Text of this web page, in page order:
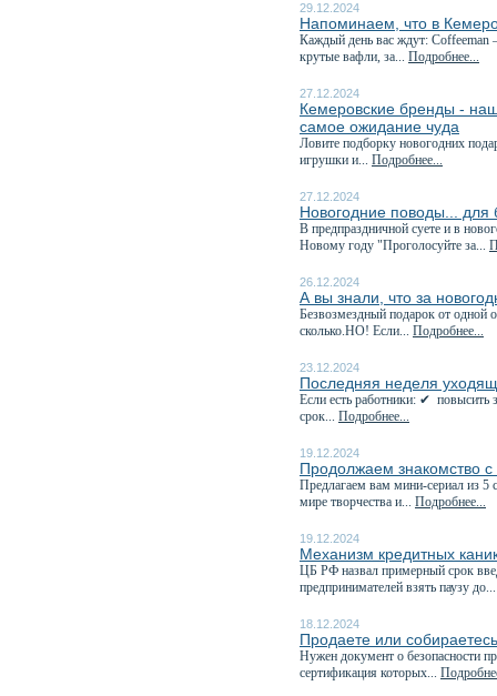
29.12.2024
Напоминаем, что в
Каждый день вас ждут: Coffeeman
крутые вафли, за... Подробнее...
27.12.2024
Кемеровские бренды -
самое ожидание чуда
Ловите подборку новогодних
игрушки и... Подробнее...
27.12.2024
Новогодние поводы... для
В предпраздничной суете и в
Новому году "Проголосуйте за...
26.12.2024
А вы знали, что за
Безвозмездный подарок от одной
сколько.НО! Если... Подробнее...
23.12.2024
Последняя неделя
Если есть работники: ✔ повысить
срок... Подробнее...
19.12.2024
Продолжаем знакомство
Предлагаем вам мини-сериал из
мире творчества и... Подробнее...
19.12.2024
Механизм кредитных
️ЦБ РФ назвал примерный срок
предпринимателей взять паузу
18.12.2024
Продаете или
Нужен документ о безопасности
сертификация которых...